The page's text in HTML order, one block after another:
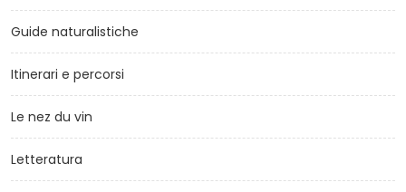
Guide naturalistiche
Itinerari e percorsi
Le nez du vin
Letteratura